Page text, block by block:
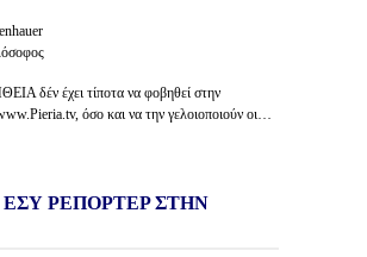
δέν έχει τίποτα να φοβηθεί στην
όσο και να την γελοιοποιούν οι…
ΕΣΥ ΡΕΠΟΡΤΕΡ ΣΤΗΝ